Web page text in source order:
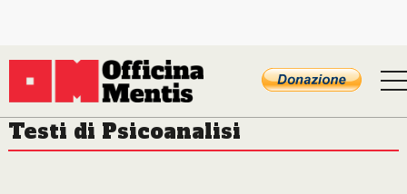
Testi di Psicoanalisi